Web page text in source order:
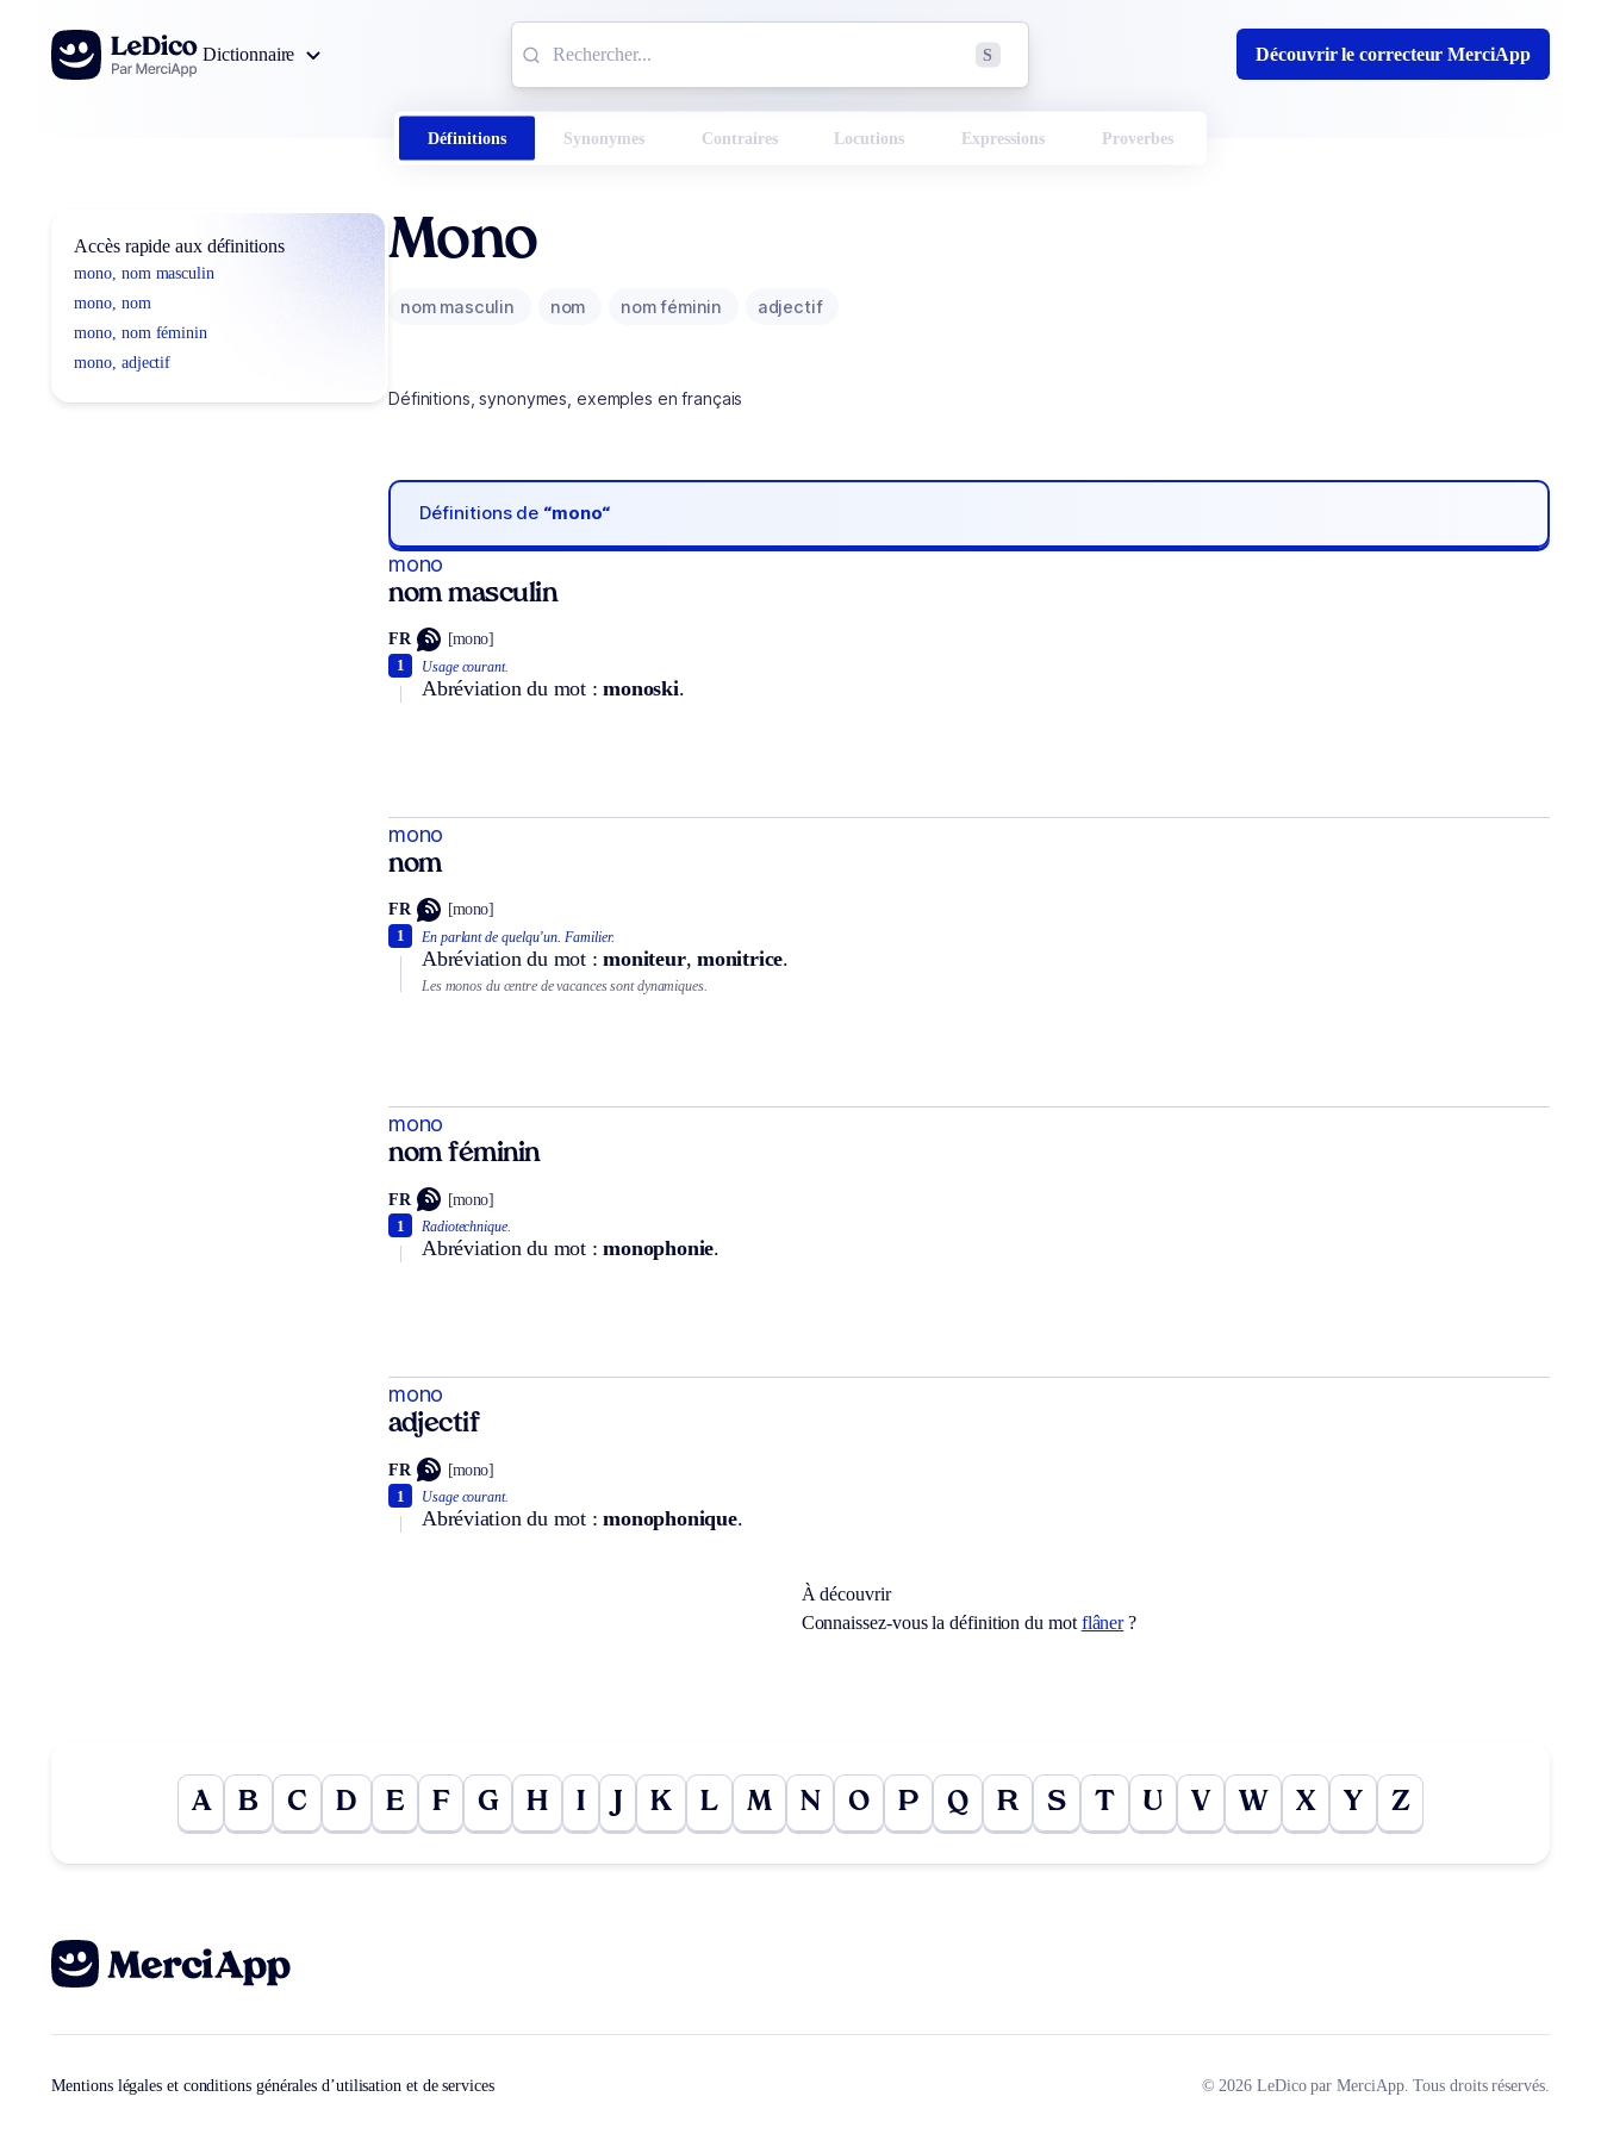
Aller au contenu
Dictionnaire
S Découvrir le correcteur MerciApp
Définitions Synonymes Contraires Locutions Expressions Proverbes
Accès rapide aux définitions
mono, nom masculin
mono, nom
mono, nom féminin
mono, adjectif
Mono
nom masculin nom nom féminin adjectif
Définitions, synonymes, exemples en français
Définitions de “mono“
mono
nom masculin
FR [mono]
Usage courant.
Abréviation du mot :monoski.
1
mono
nom
FR [mono]
En parlant de quelqu’un. Familier.
Abréviation du mot :moniteur,monitrice.
1
Les monos du centre de vacances sont dynamiques.
mono
nom féminin
FR [mono]
Radiotechnique.
Abréviation du mot :monophonie.
1
mono
adjectif
FR [mono]
Usage courant.
Abréviation du mot :monophonique.
1
À découvrir
Connaissez-vous la définition du mot flâner?
A B C D E F G H I J K L M N O P Q R S T U V W X Y Z
Mentions légales et conditions générales d’utilisation et de services © 2026 LeDico par MerciApp. Tous droits réservés.